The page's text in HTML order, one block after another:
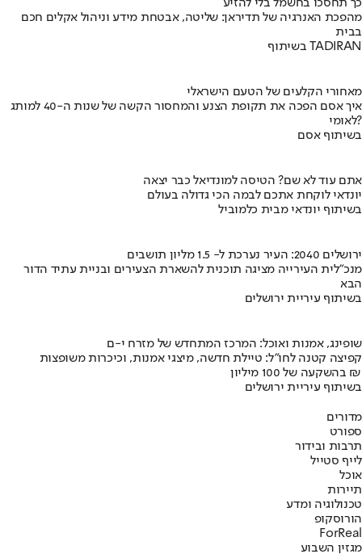
כך תחסכו בחשמל בלי להזיע
מהפכת האנרגיה של תדיראן: שליטה, אבטחת מידע וניהול אקלים חכם
בבית
בשיתוף TADIRAN
מאחורי הקלעים של הטעם הישראלי
איך אסם הפכה את תקופת הצנע והמחסור הקשה של שנות ה-40 למותג
לאומי?
בשיתוף אסם
אתם עוד לא שם? הטיסה למונדיאל כבר יצאה
יונדאי לוקחת אתכם לבמה הכי גדולה בעולם
בשיתוף יונדאי מבית כלמוביל
ירושלים 2040: העיר נערכת ל- 1.5 מליון תושבים
מנכ"לית העירייה מציגה תוכנית להשארת הצעירים ובניית עתיד הדור
הבא
בשיתוף עיריית ירושלים
שופינג, אמנות ואוכל: המרכז המתחדש של מזרח י-ם
קפיצה קטנה לחו"ל: טיילת חדשה, מיצגי אמנות, וכיכרות משופצות
בהשקעה של 100 מיליון ₪
בשיתוף עיריית ירושלים
מדורים
ספורט
תרבות ובידור
לייף סטייל
אוכל
תיירות
טכנולוגיה ומדע
הורוסקופ
ForReal
מגזין השבוע